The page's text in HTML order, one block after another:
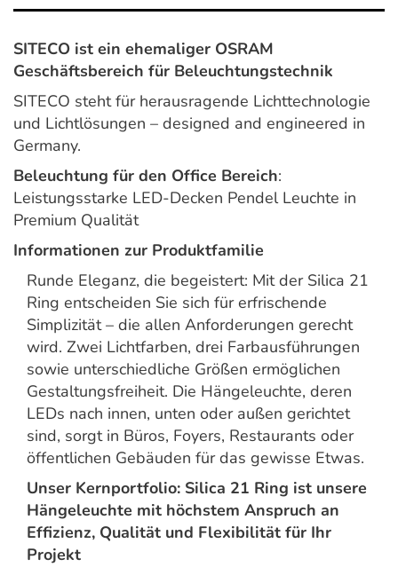
SITECO ist ein ehemaliger OSRAM
Geschäftsbereich für Beleuchtungstechnik
SITECO steht für herausragende Lichttechnologie
und Lichtlösungen – designed and engineered in
Germany.
Beleuchtung für den Office Bereich:
Leistungsstarke LED-Decken Pendel Leuchte in
Premium Qualität
Informationen zur Produktfamilie
Runde Eleganz, die begeistert: Mit der Silica 21
Ring entscheiden Sie sich für erfrischende
Simplizität – die allen Anforderungen gerecht
wird. Zwei Lichtfarben, drei Farbausführungen
sowie unterschiedliche Größen ermöglichen
Gestaltungsfreiheit. Die Hängeleuchte, deren
LEDs nach innen, unten oder außen gerichtet
sind, sorgt in Büros, Foyers, Restaurants oder
öffentlichen Gebäuden für das gewisse Etwas.
Unser Kernportfolio: Silica 21 Ring ist unsere
Hängeleuchte mit höchstem Anspruch an
Effizienz, Qualität und Flexibilität für Ihr
Projekt